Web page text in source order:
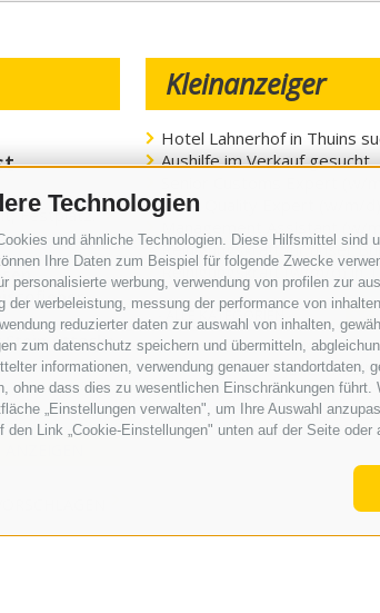
Technologien
und ähnliche Technologien. Diese Hilfsmittel
Ihre Daten zum Beispiel für folgende Zwecke
personalisierte werbung, verwendung von profilen zur
werbeleistung, messung der performance von
reduzierter daten zur auswahl von inhalten,
zum datenschutz speichern und übermitteln,
informationen, verwendung genauer
ohne dass dies zu wesentlichen Einschränkungen
„Einstellungen verwalten", um Ihre Auswahl
Link „Cookie-Einstellungen" unten auf der Seite
Festplatz.
Attacke
Kleinanzeiger
Hotel Lahnerhof in Thuins
Aushilfe im Verkauf gesucht
Plant Quality Expert (w/m/d)
Reinigungskraft für unser
Reinigungskraft (w/m/d) in
- ALLE KATEGORIEN -
JETZT